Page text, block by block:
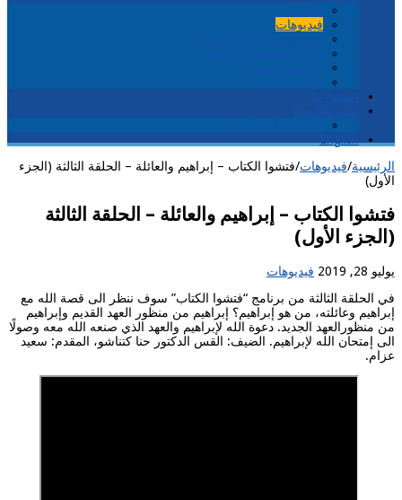
فيديوهات
الرئيسية/فيديوهات/فتشوا الكتاب – إبراهيم والعائلة – الحلقة الثالثة (الجزء
الأول)
فتشوا الكتاب – إبراهيم والعائلة – الحلقة الثالثة
(الجزء الأول)
يوليو 28, 2019
فيديوهات
في الحلقة الثالثة من برنامج “فتشوا الكتاب” سوف ننظر الى قصة الله مع
إبراهيم وعائلته، من هو إبراهيم؟ إبراهيم من منظور العهد القديم وإبراهيم
من منظورالعهد الجديد. دعوة الله لإبراهيم والعهد الذي صنعه الله معه وصولًا
الى إمتحان الله لإبراهيم. الضيف: القس الدكتور حنا كتناشو، المقدم: سعيد
عزام.